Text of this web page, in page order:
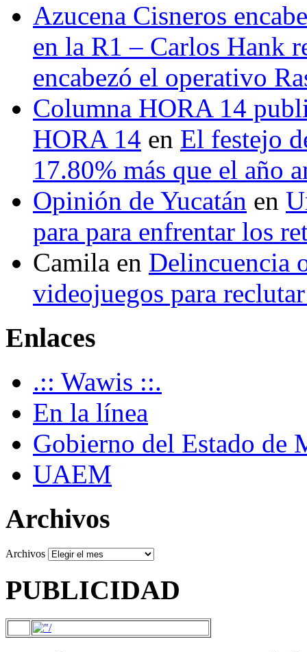
Azucena Cisneros
en la R1 – Carlos Hank
encabezó el operativo
Columna HORA 14
HORA 14 en El festejo
17.80% más que el año
Opinión de Yucatán en
para para enfrentar los
Camila en Delincuencia
videojuegos para
Enlaces
.:: Wawis ::.
En la línea
Gobierno del Estado de
UAEM
Archivos
Archivos
PUBLICIDAD